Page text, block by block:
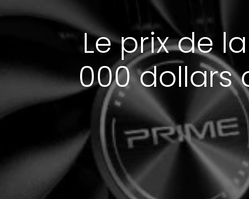
Le prix de
000 dollars